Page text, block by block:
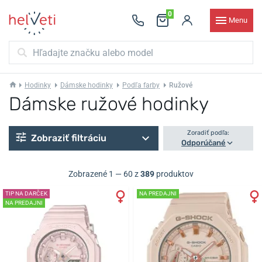
0
Menu
Hodinky Dámske hodinky Podľa farby Ružové
Dámske ružové hodinky
Zobraziť filtráciu Zoradiť podľa:
Odporúčané
Zobrazené 1 — 60 z389 produktov
TIP NA DARČEK
NA PREDAJNI
NA PREDAJNI